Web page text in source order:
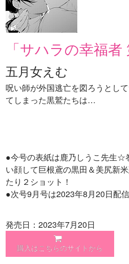
「サハラの幸福者
五月女えむ
呪い師が外国逃亡を図ろうとし
てしまった黒鷲たちは…
●今号の表紙は鹿乃しうこ先生☆
い顔して巨根鳶の黒田＆美尻新
たり２ショット！
●次号9月号は2023年8月20日配
発売日：2023年7月20日
購入はこちらのサイトから